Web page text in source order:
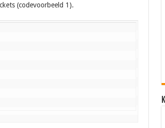
(codevoorbeeld 1).